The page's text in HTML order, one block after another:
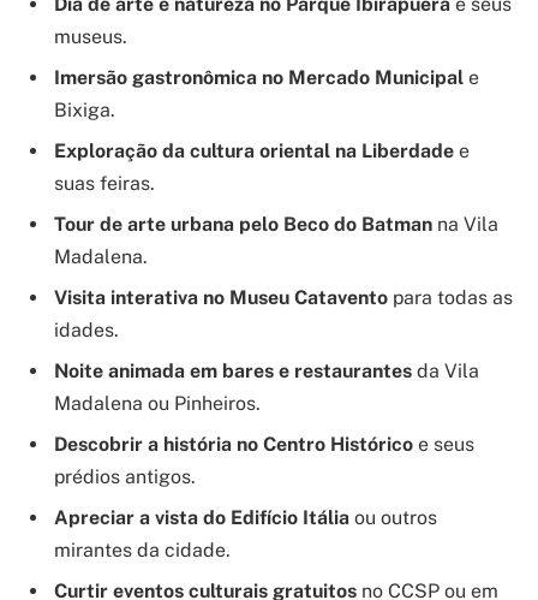
museus.
Imersão gastronômica no Mercado Municipal e
Bixiga.
Exploração da cultura oriental na Liberdade e
suas feiras.
Tour de arte urbana pelo Beco do Batman na Vila
Madalena.
Visita interativa no Museu Catavento para todas as
idades.
Noite animada em bares e restaurantes da Vila
Madalena ou Pinheiros.
Descobrir a história no Centro Histórico e seus
prédios antigos.
Apreciar a vista do Edifício Itália ou outros
mirantes da cidade.
Curtir eventos culturais gratuitos no CCSP ou em